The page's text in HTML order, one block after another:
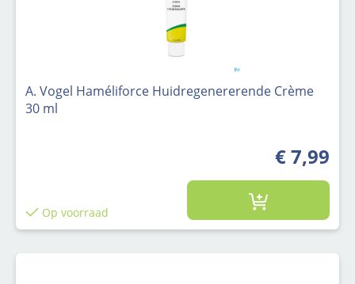
A. Vogel Haméliforce Huidregenererende Crème
30 ml
€ 7,99
Op voorraad